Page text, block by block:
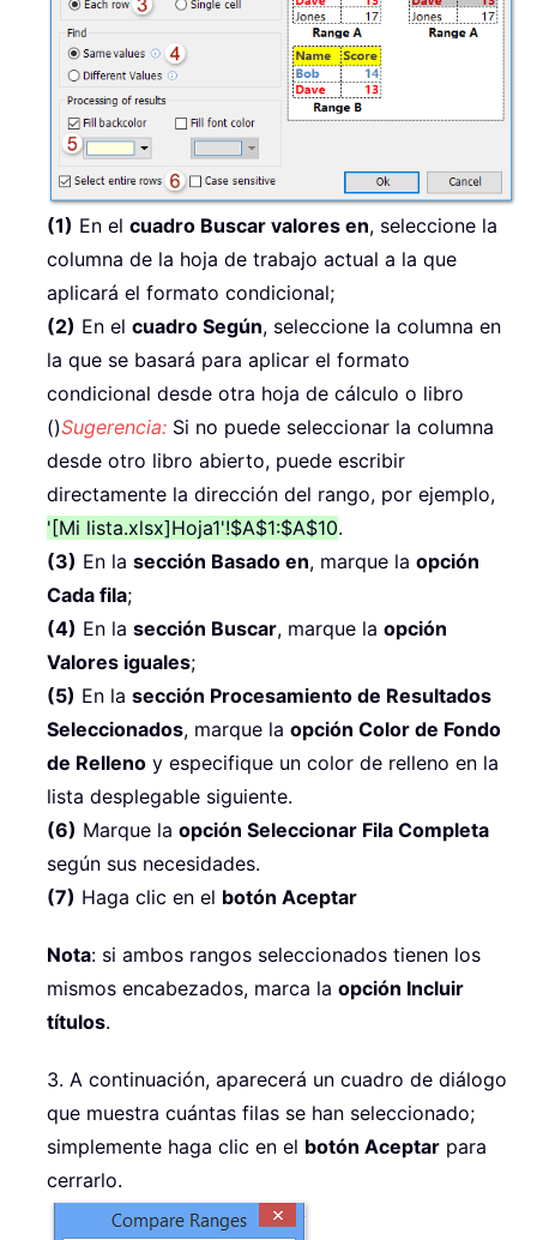
(1) En el cuadro Buscar valores en, seleccione la
columna de la hoja de trabajo actual a la que
aplicará el formato condicional;
(2) En el cuadro Según, seleccione la columna en
la que se basará para aplicar el formato
condicional desde otra hoja de cálculo o libro
()Sugerencia: Si no puede seleccionar la columna
desde otro libro abierto, puede escribir
directamente la dirección del rango, por ejemplo,
'[Mi lista.xlsx]Hoja1'!$A$1:$A$10.
(3) En la sección Basado en, marque la opción
Cada fila;
(4) En la sección Buscar, marque la opción
Valores iguales;
(5) En la sección Procesamiento de Resultados
Seleccionados, marque la opción Color de Fondo
de Relleno y especifique un color de relleno en la
lista desplegable siguiente.
(6) Marque la opción Seleccionar Fila Completa
según sus necesidades.
(7) Haga clic en el botón Aceptar
Nota: si ambos rangos seleccionados tienen los
mismos encabezados, marca la opción Incluir
títulos.
3. A continuación, aparecerá un cuadro de diálogo
que muestra cuántas filas se han seleccionado;
simplemente haga clic en el botón Aceptar para
cerrarlo.